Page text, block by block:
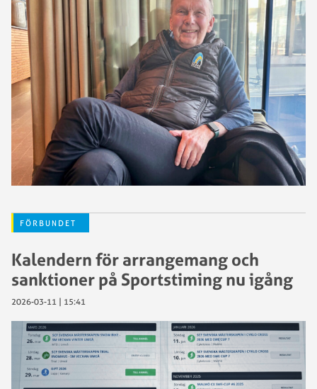
FÖRBUNDET
Kalendern för arrangemang och
sanktioner på Sportstiming nu igång
2026-03-11 | 15:41